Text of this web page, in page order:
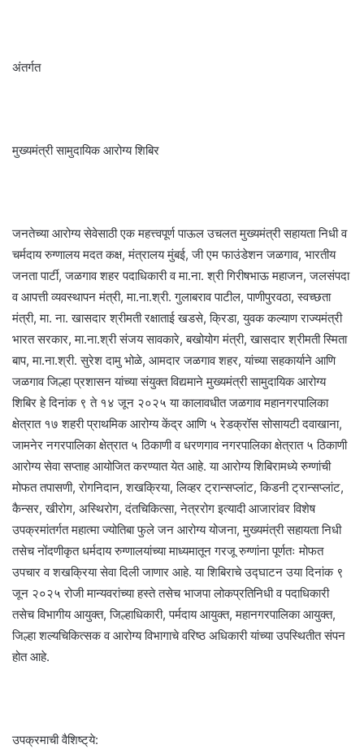
अंतर्गत
मुख्यमंत्री सामुदायिक आरोग्य शिबिर
जनतेच्या आरोग्य सेवेसाठी एक महत्त्वपूर्ण पाऊल उचलत मुख्यमंत्री सहायता निधी व
चर्मदाय रुग्णालय मदत कक्ष, मंत्रालय मुंबई, जी एम फाउंडेशन जळगाव, भारतीय
जनता पार्टी, जळगाव शहर पदाधिकारी व मा.ना. श्री गिरीषभाऊ महाजन, जलसंपदा
व आपत्ती व्यवस्थापन मंत्री, मा.ना.श्री. गुलाबराव पाटील, पाणीपुरवठा, स्वच्छता
मंत्री, मा. ना. खासदार श्रीमती रक्षाताई खडसे, क्रिडा, युवक कल्याण राज्यमंत्री
भारत सरकार, मा.ना.श्री संजय सावकारे, बखोयोग मंत्री, खासदार श्रीमती स्मिता
बाप, मा.ना.श्री. सुरेश दामु भोळे, आमदार जळगाव शहर, यांच्या सहकार्याने आणि
जळगाव जिल्हा प्रशासन यांच्या संयुक्त विद्यमाने मुख्यमंत्री सामुदायिक आरोग्य
शिबिर हे दिनांक ९ ते १४ जून २०२५ या कालावधीत जळगाव महानगरपालिका
क्षेत्रात १७ शहरी प्राथमिक आरोग्य केंद्र आणि ५ रेडक्रॉस सोसायटी दवाखाना,
जामनेर नगरपालिका क्षेत्रात ५ ठिकाणी व धरणगाव नगरपालिका क्षेत्रात ५ ठिकाणी
आरोग्य सेवा सप्ताह आयोजित करण्यात येत आहे. या आरोग्य शिबिरामध्ये रुग्णांची
मोफत तपासणी, रोगनिदान, शखक्रिया, लिव्हर ट्रान्सप्लांट, किडनी ट्रान्सप्लांट,
कैन्सर, खीरोग, अस्थिरोग, दंतचिकित्सा, नेत्ररोग इत्यादी आजारांवर विशेष
उपक्रमांतर्गत महात्मा ज्योतिबा फुले जन आरोग्य योजना, मुख्यमंत्री सहायता निधी
तसेच नोंदणीकृत धर्मदाय रुग्णालयांच्या माध्यमातून गरजू रुग्णांना पूर्णतः मोफत
उपचार व शखक्रिया सेवा दिली जाणार आहे. या शिबिराचे उद्घाटन उया दिनांक ९
जून २०२५ रोजी मान्यवरांच्या हस्ते तसेच भाजपा लोकप्रतिनिधी व पदाधिकारी
तसेच विभागीय आयुक्त, जिल्हाधिकारी, पर्मदाय आयुक्त, महानगरपालिका आयुक्त,
जिल्हा शल्यचिकित्सक व आरोग्य विभागाचे वरिष्ठ अधिकारी यांच्या उपस्थितीत संपन
होत आहे.
उपक्रमाची वैशिष्ट्‌ये: